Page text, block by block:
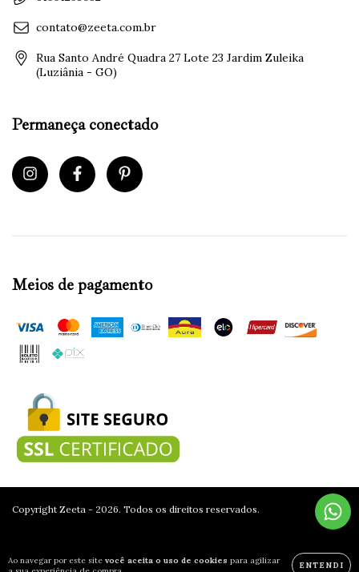
Ao navegar por este site você aceita o uso de cookies para agilizar
ENTENDI
contato@zeeta.com.br
Rua Santo André Quadra 27 Lote 23 Jardim Zuleika
(Luziânia - GO)
Permaneça conectado
Meios de pagamento
Copyright Zeeta - 2026. Todos os direitos reservados.